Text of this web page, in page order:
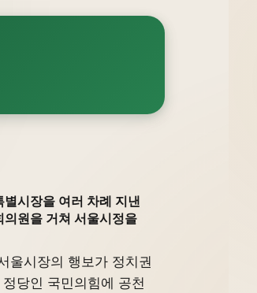
시장을 여러 차례 지낸
원을 거쳐 서울시정을
울시장의 행보가 정치권
당인 국민의힘에 공천